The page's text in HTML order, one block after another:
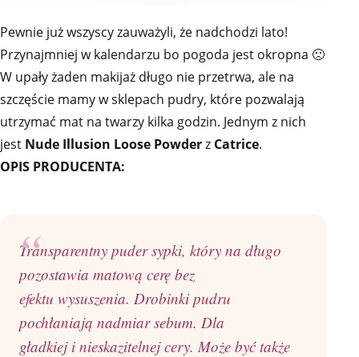
Pewnie już wszyscy zauważyli, że nadchodzi lato!
Przynajmniej w kalendarzu bo pogoda jest okropna 🙁
W upały żaden makijaż długo nie przetrwa, ale na
szczęście mamy w sklepach pudry, które pozwalają
utrzymać mat na twarzy kilka godzin. Jednym z nich
jest Nude Illusion Loose Powderz Catrice.
OPIS PRODUCENTA:
Transparentny puder sypki, który na długo
pozostawia matową cerę bez
efektu wysuszenia. Drobinki pudru
pochłaniają nadmiar sebum. Dla
gładkiej i nieskazitelnej cery. Może być także